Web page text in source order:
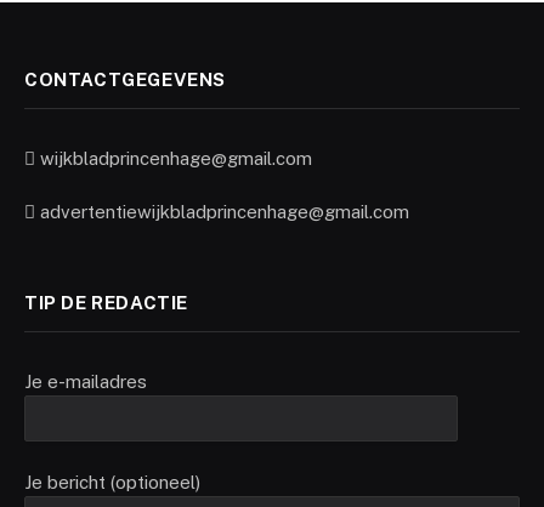
CONTACTGEGEVENS
wijkbladprincenhage@gmail.com
advertentiewijkbladprincenhage@gmail.com
TIP DE REDACTIE
Je e-mailadres
Je bericht (optioneel)